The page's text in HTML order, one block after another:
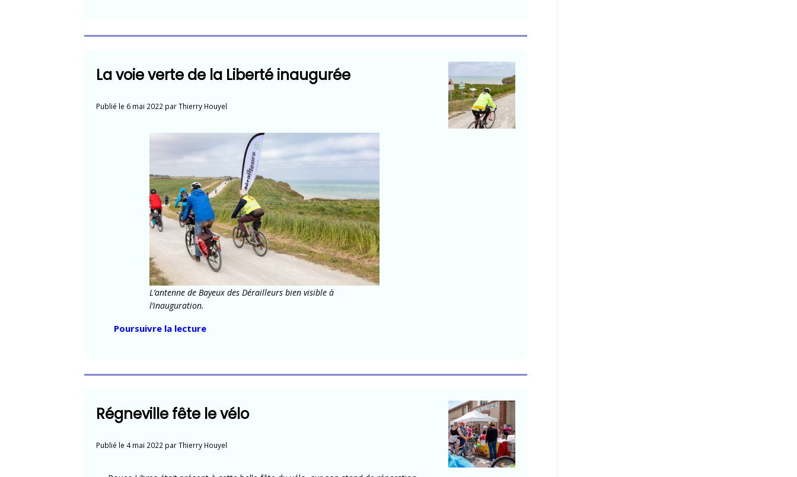
de
cyclistes »
La voie verte de la Liberté inaugurée
Publié le 6 mai 2022 parThierry Houyel
L’antenne de Bayeux des Dérailleurs bien visible à
l’inauguration.
Poursuivre la lecture« La
inaugurée »
Régneville fête le vélo
Publié le 4 mai 2022 parThierry Houyel